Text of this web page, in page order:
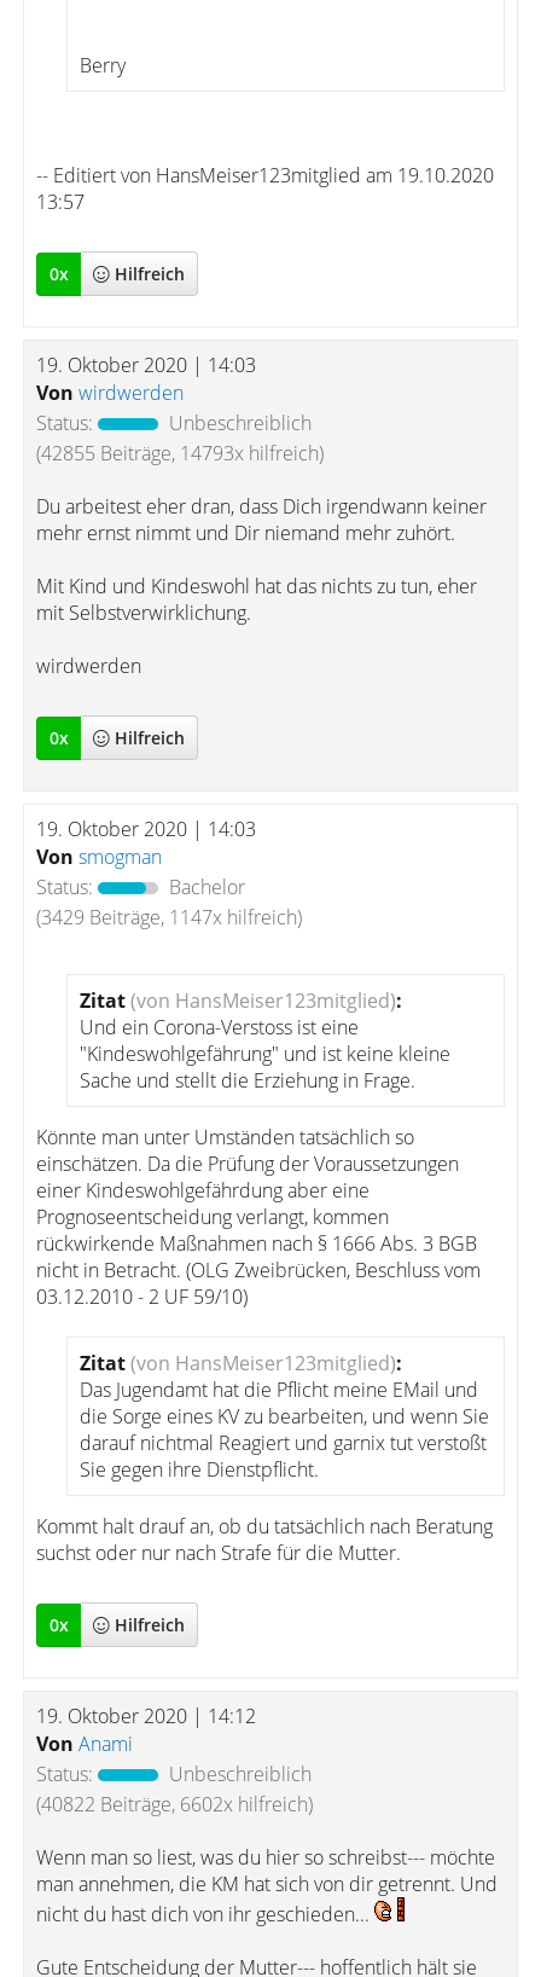
Berry
-- Editiert von HansMeiser123mitglied am 19.10.2020
13:57
0x Hilfreich
19. Oktober 2020 | 14:03
Von wirdwerden
Status:
Unbeschreiblich
(42855 Beiträge, 14793x hilfreich)
Du arbeitest eher dran, dass Dich irgendwann keiner
mehr ernst nimmt und Dir niemand mehr zuhört.
Mit Kind und Kindeswohl hat das nichts zu tun, eher
mit Selbstverwirklichung.
wirdwerden
0x Hilfreich
19. Oktober 2020 | 14:03
Von smogman
Status:
Bachelor
(3429 Beiträge, 1147x hilfreich)
Zitat(von HansMeiser123mitglied):
Und ein Corona-Verstoss ist eine
"Kindeswohlgefährung" und ist keine kleine
Sache und stellt die Erziehung in Frage.
Könnte man unter Umständen tatsächlich so
einschätzen. Da die Prüfung der Voraussetzungen
einer Kindeswohlgefährdung aber eine
Prognoseentscheidung verlangt, kommen
rückwirkende Maßnahmen nach § 1666 Abs. 3 BGB
nicht in Betracht. (OLG Zweibrücken, Beschluss vom
03.12.2010 - 2 UF 59/10)
Zitat(von HansMeiser123mitglied):
Das Jugendamt hat die Pflicht meine EMail und
die Sorge eines KV zu bearbeiten, und wenn Sie
darauf nichtmal Reagiert und garnix tut verstoßt
Sie gegen ihre Dienstpflicht.
Kommt halt drauf an, ob du tatsächlich nach Beratung
suchst oder nur nach Strafe für die Mutter.
0x Hilfreich
19. Oktober 2020 | 14:12
Von Anami
Status:
Unbeschreiblich
(40822 Beiträge, 6602x hilfreich)
Wenn man so liest, was du hier so schreibst--- möchte
man annehmen, die KM hat sich von dir getrennt. Und
nicht du hast dich von ihr geschieden...
Gute Entscheidung der Mutter--- hoffentlich hält sie